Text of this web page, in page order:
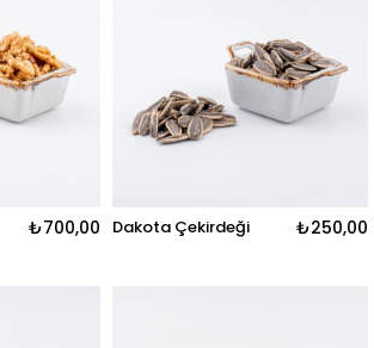
₺700,00 Dakota Çekirdeği ₺250,00